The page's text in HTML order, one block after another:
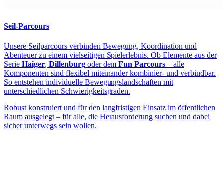
Seil-Parcours
Unsere Seilparcours verbinden Bewegung, Koordination und
Abenteuer zu einem vielseitigen Spielerlebnis. Ob Elemente aus der
Serie Haiger, Dillenburg oder dem Fun Parcours – alle
Komponenten sind flexibel miteinander kombinier- und verbindbar.
So entstehen individuelle Bewegungslandschaften mit
unterschiedlichen Schwierigkeitsgraden.
Robust konstruiert und für den langfristigen Einsatz im öffentlichen
Raum ausgelegt – für alle, die Herausforderung suchen und dabei
sicher unterwegs sein wollen.